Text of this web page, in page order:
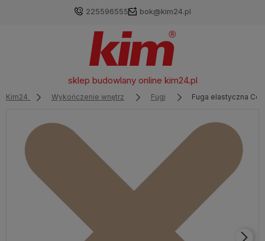
225596555 bok@kim24.pl
sklep budowlany online kim24.pl
Kim24 Wykończenie wnętrz Fugi Fuga elastyczna